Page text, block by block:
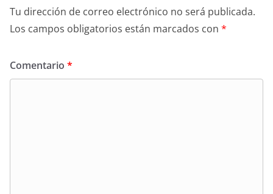
Tu dirección de correo electrónico no será publicada.
Los campos obligatorios están marcados con *
Comentario *